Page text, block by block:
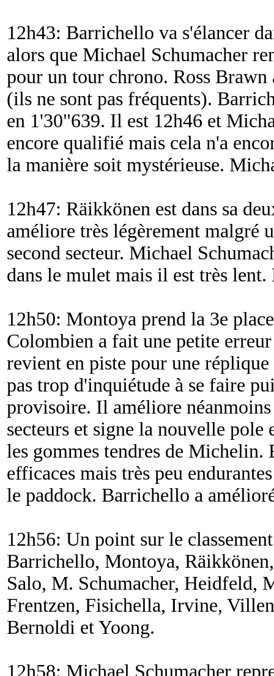
12h43: Barrichello va s'élancer
alors que Michael Schumacher
pour un tour chrono. Ross Brawn
(ils ne sont pas fréquents).
en 1'30"639. Il est 12h46 et
encore qualifié mais cela n'a
la manière soit mystérieuse.
12h47: Räikkönen est dans sa
améliore très légèrement malgré
second secteur. Michael
dans le mulet mais il est très
12h50: Montoya prend la 3e
Colombien a fait une petite
revient en piste pour une
pas trop d'inquiétude à se faire
provisoire. Il améliore néanmoins
secteurs et signe la nouvelle
les gommes tendres de Michelin.
efficaces mais très peu
le paddock. Barrichello a
12h56: Un point sur le
Barrichello, Montoya,
Salo, M. Schumacher, Heidfeld,
Frentzen, Fisichella, Irvine,
Bernoldi et Yoong.
12h58: Michael Schumacher